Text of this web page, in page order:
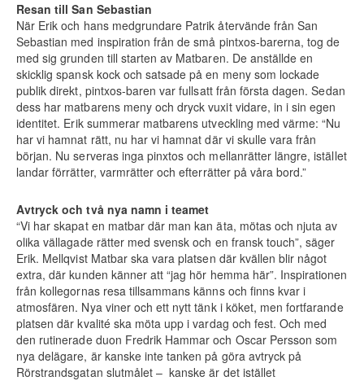
Resan till San Sebastian
När Erik och hans medgrundare Patrik återvände från San
Sebastian med inspiration från de små pintxos-barerna, tog de
med sig grunden till starten av Matbaren. De anställde en
skicklig spansk kock och satsade på en meny som lockade
publik direkt, pintxos-baren var fullsatt från första dagen. Sedan
dess har matbarens meny och dryck vuxit vidare, in i sin egen
identitet. Erik summerar matbarens utveckling med värme: “Nu
har vi hamnat rätt, nu har vi hamnat där vi skulle vara från
början. Nu serveras inga pinxtos och mellanrätter längre, istället
landar förrätter, varmrätter och efterrätter på våra bord.”
Avtryck och två nya namn i teamet
“Vi har skapat en matbar där man kan äta, mötas och njuta av
olika vällagade rätter med svensk och en fransk touch”, säger
Erik. Mellqvist Matbar ska vara platsen där kvällen blir något
extra, där kunden känner att “jag hör hemma här”. Inspirationen
från kollegornas resa tillsammans känns och finns kvar i
atmosfären. Nya viner och ett nytt tänk i köket, men fortfarande
platsen där kvalité ska möta upp i vardag och fest. Och med
den rutinerade duon Fredrik Hammar och Oscar Persson som
nya delägare, är kanske inte tanken på göra avtryck på
Rörstrandsgatan slutmålet – kanske är det istället